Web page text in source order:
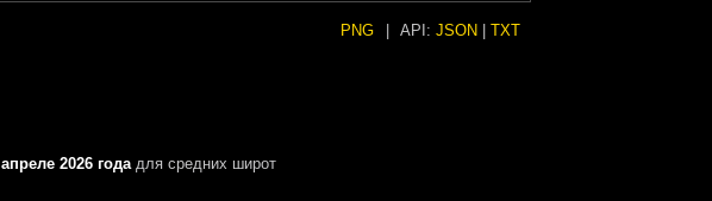
PNG API: JSON TXT
апреле 2026 годадля средних широт